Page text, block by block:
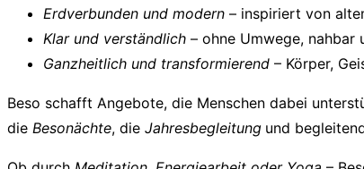
Erdverbunden und modern – inspiriert von
Klar und verständlich – ohne Umwege, nahbar
Ganzheitlich und transformierend – Körper,
Beso schafft Angebote, die Menschen dabei
die Besonächte, die Jahresbegleitung und